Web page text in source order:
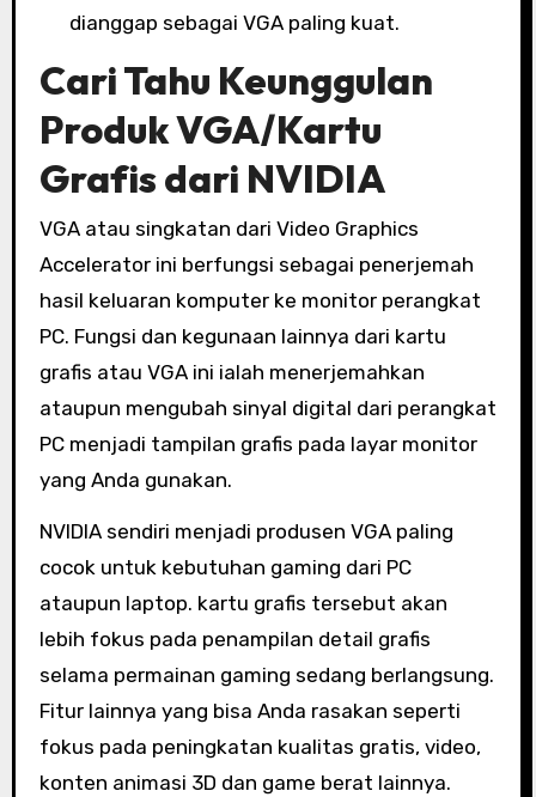
dianggap sebagai VGA paling kuat.
Cari Tahu Keunggulan
Produk VGA/Kartu
Grafis dari NVIDIA
VGA atau singkatan dari Video Graphics
Accelerator ini berfungsi sebagai penerjemah
hasil keluaran komputer ke monitor perangkat
PC. Fungsi dan kegunaan lainnya dari kartu
grafis atau VGA ini ialah menerjemahkan
ataupun mengubah sinyal digital dari perangkat
PC menjadi tampilan grafis pada layar monitor
yang Anda gunakan.
NVIDIA sendiri menjadi produsen VGA paling
cocok untuk kebutuhan gaming dari PC
ataupun laptop. kartu grafis tersebut akan
lebih fokus pada penampilan detail grafis
selama permainan gaming sedang berlangsung.
Fitur lainnya yang bisa Anda rasakan seperti
fokus pada peningkatan kualitas gratis, video,
konten animasi 3D dan game berat lainnya.